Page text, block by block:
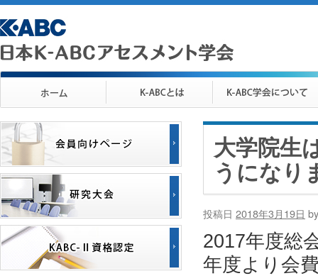
大学院生
うになり
投稿日 2018年3月19日 by
2017年度総
年度より会